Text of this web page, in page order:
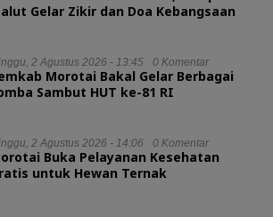
Gelar Zikir dan Doa Kebangsaan
2 Agustus 2026 - 13:45 0 Komentar
Morotai Bakal Gelar Berbagai
Sambut HUT ke-81 RI
2 Agustus 2026 - 14:06 0 Komentar
Buka Pelayanan Kesehatan
untuk Hewan Ternak